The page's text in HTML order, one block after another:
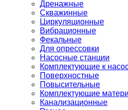
Дренажные
Скважинные
Циркуляционные
Вибрационные
Фекальные
Для опрессовки
Насосные станции
Комплектующие к
Поверхностные
Повысительные
Комплектующие
Канализационные